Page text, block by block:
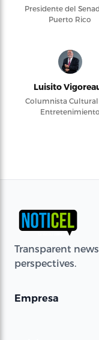
Presidente del
Puerto Rico
Luisito
Columnista Cultural
Entretenimiento
Transparent
perspectives.
Empresa